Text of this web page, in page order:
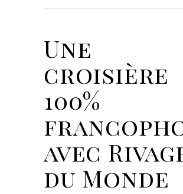
Une
croisière
100%
avec
du Monde